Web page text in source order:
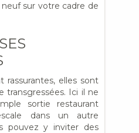
sur votre cadre de
rassurantes, elles sont
transgressées. Ici il ne
sortie restaurant
dans un autre
pouvez y inviter des